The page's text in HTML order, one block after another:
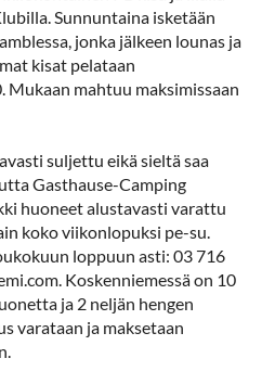
Sunnuntaina isketään
jonka jälkeen lounas ja
kisat pelataan
Mukaan mahtuu maksimissaan
suljettu eikä sieltä saa
Gasthause-Camping
huoneet alustavasti varattu
koko viikonlopuksi pe-su.
loppuun asti: 03 716
Koskenniemessä on 10
ja 2 neljän hengen
varataan ja maksetaan